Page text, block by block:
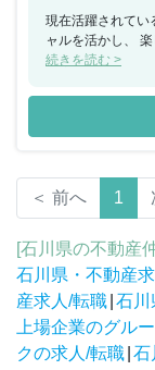
現在活躍されてい
ャルを活かし、 楽しく仕
員/社会）」「挑
です。 一つの成約
る』よりは『顧
本給割合が大きく
す。 ※配属先は希望に応じて決定します。 かほく本社も金沢市内
から車で20～30分
続きを読む >
＜ 前へ 1
[石川県の不動産
石川県・不動産
産求人/転職 石川
上場企業のグル
クの求人/転職 石